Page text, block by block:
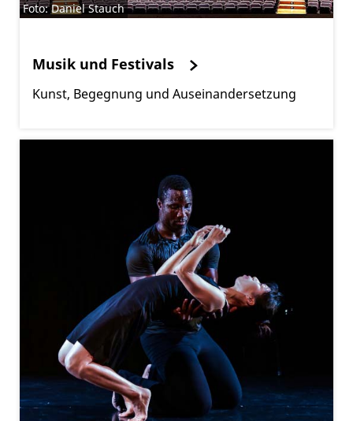
Foto: Daniel Stauch
Musik und Festivals
Kunst, Begegnung und Auseinandersetzung